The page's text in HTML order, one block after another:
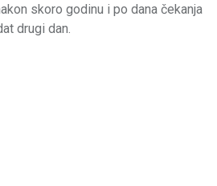
skoro godinu i po dana čekanja
drugi dan.